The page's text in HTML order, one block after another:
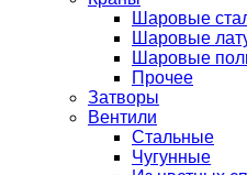
Шаровые
Шаровые
Шаровые
Прочее
Затворы
Вентили
Стальные
Чугунные